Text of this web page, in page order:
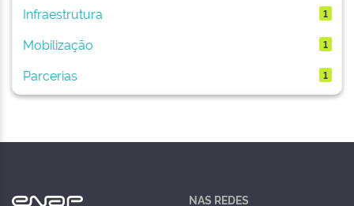
Infraestrutura 1
Mobilização 1
Parcerias 1
NAS REDES